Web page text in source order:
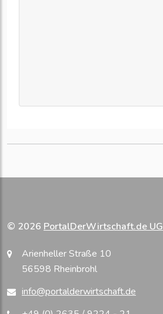
© 2026 PortalDerWirtschaft.de UG
Arienheller Straße 10
56598 Rheinbrohl
info@portalderwirtschaft.de